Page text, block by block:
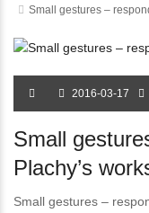
Small gestures –
2016-03-17
Small
Plachy’s
Small gestures –